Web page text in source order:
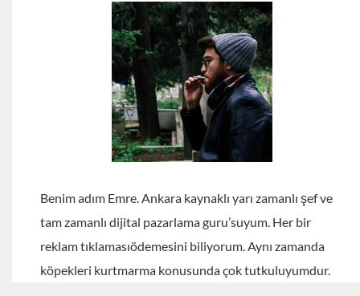
Benim adım Emre. Ankara kaynaklı yarı zamanlı şef ve
tam zamanlı dijital pazarlama guru’suyum. Her bir
reklam tıklamasıödemesini biliyorum. Aynı zamanda
köpekleri kurtmarma konusunda çok tutkuluyumdur.